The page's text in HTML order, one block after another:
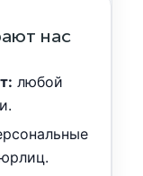
нас
любой